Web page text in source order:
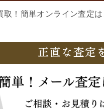
！簡単オンライン査定は